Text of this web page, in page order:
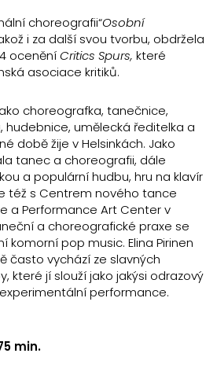
choreografii“Osobní
i za další svou tvorbu, obdržela
oceněníCritics Spurs, které
asociace kritiků.
choreografka, tanečnice,
hudebnice, umělecká ředitelka a
době žije v Helsinkách. Jako
tanec a choreografii, dále
a populární hudbu, hru na klavír
též s Centrem nového tance
a Performance Art Center v
a choreografické praxe se
komorní pop music. Elina Pirinen
často vychází ze slavných
které jí slouží jako jakýsi odrazový
performance.
min.